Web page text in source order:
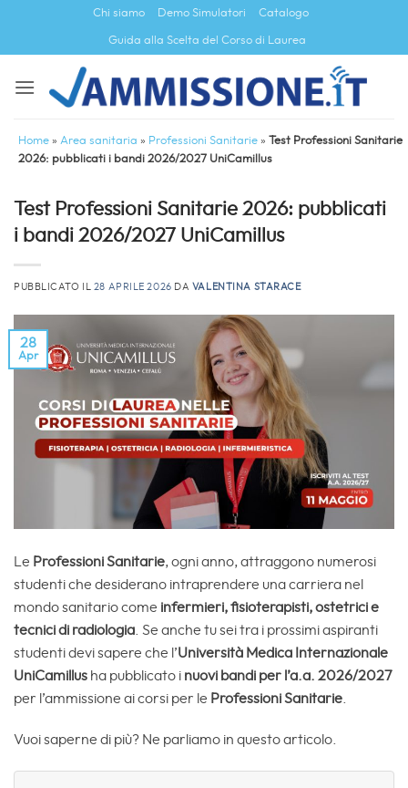
contenuti
Chi siamo Demo Simulatori Catalogo
Guida alla Scelta del Corso di Laurea
Home » Area sanitaria » Professioni Sanitarie » Test Professioni Sanitarie
2026: pubblicati i bandi 2026/2027 UniCamillus
Test Professioni Sanitarie 2026: pubblicati
i bandi 2026/2027 UniCamillus
PUBBLICATO IL 28 APRILE 2026 DA VALENTINA STARACE
28
Apr
Le Professioni Sanitarie, ogni anno, attraggono numerosi
studenti che desiderano intraprendere una carriera nel
mondo sanitario come infermieri, fisioterapisti, ostetrici e
tecnici di radiologia . Se anche tu sei tra i prossimi aspiranti
studenti devi sapere che l’Università Medica Internazionale
UniCamillus ha pubblicato i nuovi bandi per l’a.a. 2026/2027
per l’ammissione ai corsi per le Professioni Sanitarie
Vuoi saperne di più? Ne parliamo in questo articolo.